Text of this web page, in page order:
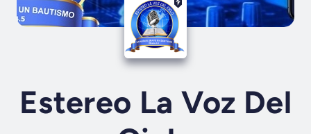
Estereo La Voz Del